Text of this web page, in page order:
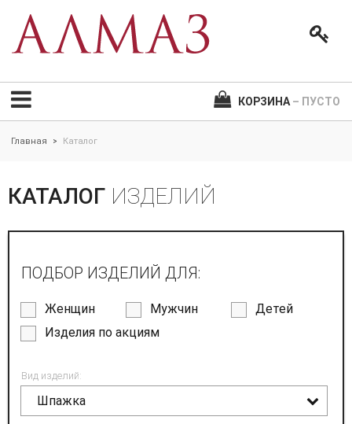
КОРЗИНА – ПУСТО
Главная > Каталог
КАТАЛОГ ИЗДЕЛИЙ
ПОДБОР ИЗДЕЛИЙ ДЛЯ:
Женщин Мужчин
Детей
Изделия по акциям
Вид изделий:
Шпажка